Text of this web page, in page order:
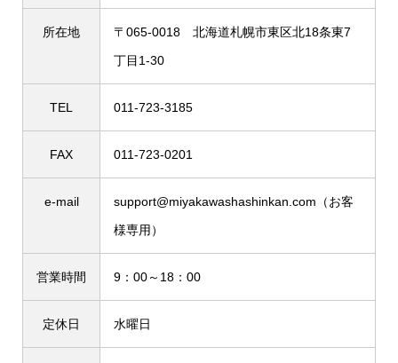
所在地
〒065-0018 北海道札幌市東区北18条東7
丁目1-30
TEL 011-723-3185
FAX 011-723-0201
e-mail support@miyakawashashinkan.com （お客
様専用）
営業時間 9：00～18：00
定休日 水曜日